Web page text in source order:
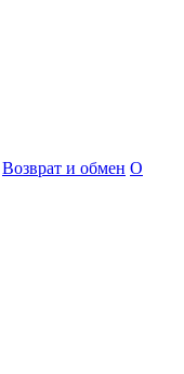
Возврат и обмен О